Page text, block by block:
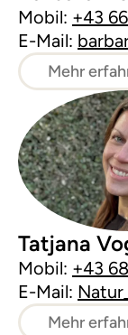
Mobil: +43
E-Mail:
Mehr
Tatjana
Mobil: +43
E-Mail:
Mehr